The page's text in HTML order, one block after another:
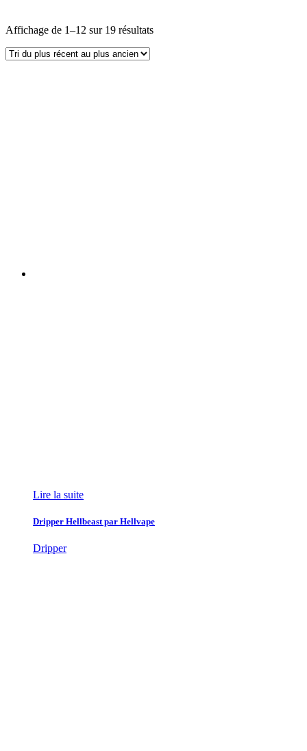
Affichage de 1–12 sur 19 résultats
Lire la suite
Dripper Hellbeast par Hellvape
Dripper